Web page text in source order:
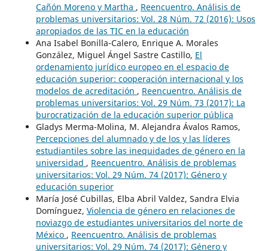
Cañón Moreno y Martha , Reencuentro. Análisis de
problemas universitarios: Vol. 28 Núm. 72 (2016): Usos
apropiados de las TIC en la educación
Ana Isabel Bonilla-Calero, Enrique A. Morales
González, Miguel Ángel Sastre Castillo, El
ordenamiento jurídico europeo en el espacio de
educación superior: cooperación internacional y los
modelos de acreditación , Reencuentro. Análisis de
problemas universitarios: Vol. 29 Núm. 73 (2017): La
burocratización de la educación superior pública
Gladys Merma-Molina, M. Alejandra Ávalos Ramos,
Percepciones del alumnado y de los y las líderes
estudiantiles sobre las inequidades de género en la
universidad , Reencuentro. Análisis de problemas
universitarios: Vol. 29 Núm. 74 (2017): Género y
educación superior
María José Cubillas, Elba Abril Valdez, Sandra Elvia
Domínguez, Violencia de género en relaciones de
noviazgo de estudiantes universitarios del norte de
México , Reencuentro. Análisis de problemas
universitarios: Vol. 29 Núm. 74 (2017): Género y